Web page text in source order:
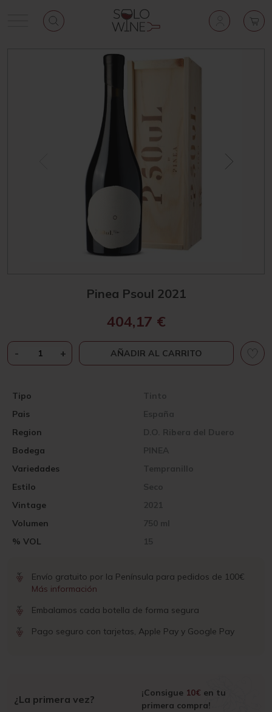
Pinea Psoul 2021
Pais España
Vintage 2021
Region D.O. Ribera del Duero
Volumen 750 ml
Bodega PINEA
% VOL 15
Variedades Tempranillo
Tipo Tinto
Estilo Seco
404,17 €
-PINEA
PSOUL
CANTIDAD
+ AÑADIR AL CARRITO
Envío gratuito por la Península para pedidos de 100€
Más información
Embalamos cada botella de forma segura
Pago seguro con tarjetas, Apple Pay y Google Pay
¿La primera vez?
¡Consigue 10€ en tu
primera compra!